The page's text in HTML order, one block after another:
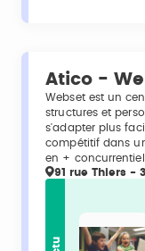
Atico -
Webset est un
structures et
s'adapter plus
compétitif dans
en + concurrentiel.
91 rue Thiers -